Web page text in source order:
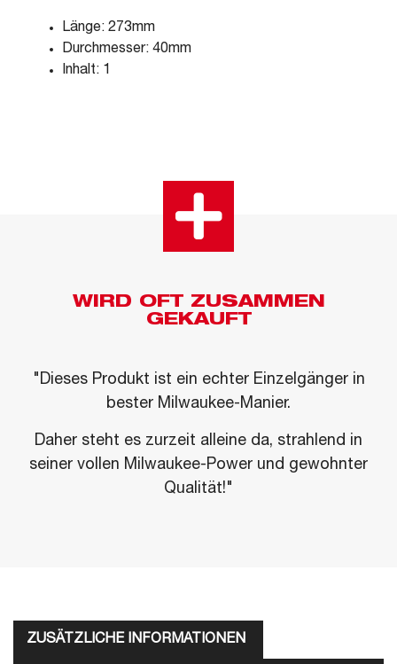
Länge: 273mm
Durchmesser: 40mm
Inhalt: 1
WIRD OFT ZUSAMMEN
GEKAUFT
"Dieses Produkt ist ein echter Einzelgänger in
bester Milwaukee-Manier.
Daher steht es zurzeit alleine da, strahlend in
seiner vollen Milwaukee-Power und gewohnter
Qualität!"
ZUSÄTZLICHE INFORMATIONEN